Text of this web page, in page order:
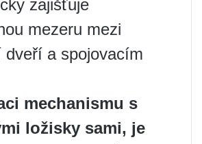
zajišťuje
mezeru mezi
dveří a spojovacím
mechanismu s
ložisky sami, je